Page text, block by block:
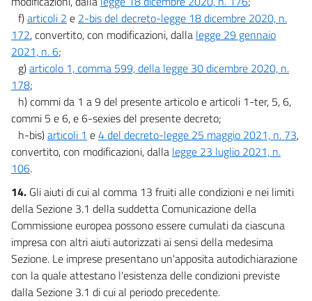
f)articoli 2 e 2-bis del decreto-legge 18 dicembre 2020, n.
172, convertito, con modificazioni, dalla legge 29 gennaio
2021, n. 6;
g)articolo 1, comma 599, della legge 30 dicembre 2020, n.
178;
h) commi da 1 a 9 del presente articolo e articoli 1-ter, 5, 6,
commi 5 e 6, e 6-sexies del presente decreto;
h-bis)articoli 1 e4 del decreto-legge 25 maggio 2021, n. 73,
convertito, con modificazioni, dalla legge 23 luglio 2021, n.
106.
14. Gli aiuti di cui al comma 13 fruiti alle condizioni e nei limiti
della Sezione 3.1 della suddetta Comunicazione della
Commissione europea possono essere cumulati da ciascuna
impresa con altri aiuti autorizzati ai sensi della medesima
Sezione. Le imprese presentano un'apposita autodichiarazione
con la quale attestano l'esistenza delle condizioni previste
dalla Sezione 3.1 di cui al periodo precedente.